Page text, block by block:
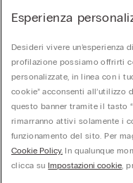
Area Legale
Corporate
© Calzedonia S.p.A | P.iva
Umberto Primo n. 5/3 | Cod. Fisc. e
direzione e coordinamento di
Esperienza
Desideri vivere un’esperienza
profilazione possiamo offrirti
personalizzate, in linea con i
cookie” acconsenti all’utilizzo
questo banner tramite il tasto
rimarranno attivi solamente i
funzionamento del sito. Per
Cookie Policy. In qualunque
clicca suImpostazioni cookie,